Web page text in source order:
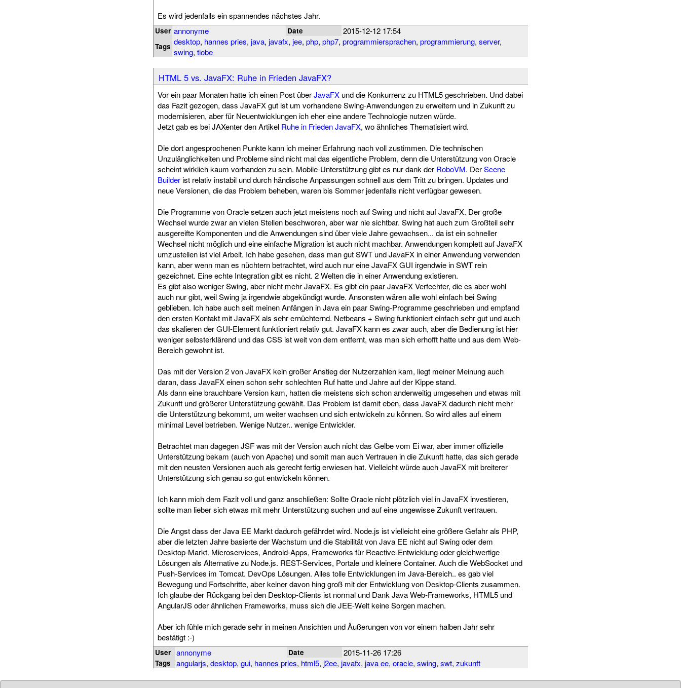
Es wird jedenfalls ein spannendes nächstes Jahr.
User annonyme Date 2015-12-12 17:54
Tags desktop, hannes pries, java, javafx, jee, php, php7, programmiersprachen, programmierung, server,
swing, tiobe
HTML 5 vs. JavaFX: Ruhe in Frieden JavaFX?
Vor ein paar Monaten hatte ich einen Post überJavaFX und die Konkurrenz zu HTML5 geschrieben. Und dabei
das Fazit gezogen, dass JavaFX gut ist um vorhandene Swing-Anwendungen zu erweitern und in Zukunft zu
modernisieren, aber für Neuentwicklungen ich eher eine andere Technologie nutzen würde.
Jetzt gab es bei JAXenter den Artikel Ruhe in Frieden JavaFX, wo ähnliches Thematisiert wird.
Die dort angesprochenen Punkte kann ich meiner Erfahrung nach voll zustimmen. Die technischen
Unzulänglichkeiten und Probleme sind nicht mal das eigentliche Problem, denn die Unterstützung von Oracle
scheint wirklich kaum vorhanden zu sein. Mobile-Unterstützung gibt es nur dank der RoboVM. DerScene
Builderist relativ instabil und durch händische Anpassungen schnell aus dem Tritt zu bringen. Updates und
neue Versionen, die das Problem beheben, waren bis Sommer jedenfalls nicht verfügbar gewesen.
Die Programme von Oracle setzen auch jetzt meistens noch auf Swing und nicht auf JavaFX. Der große
Wechsel wurde zwar an vielen Stellen beschworen, aber war nie sichtbar. Swing hat auch zum Großteil sehr
ausgereifte Komponenten und die Anwendungen sind über viele Jahre gewachsen... da ist ein schneller
Wechsel nicht möglich und eine einfache Migration ist auch nicht machbar. Anwendungen komplett auf JavaFX
umzustellen ist viel Arbeit. Ich habe gesehen, dass man gut SWT und JavaFX in einer Anwendung verwenden
kann, aber wenn man es nüchtern betrachtet, wird auch nur eine JavaFX GUI irgendwie in SWT rein
gezeichnet. Eine echte Integration gibt es nicht. 2 Welten die in einer Anwendung existieren.
Es gibt also weniger Swing, aber nicht mehr JavaFX. Es gibt ein paar JavaFX Verfechter, die es aber wohl
auch nur gibt, weil Swing ja irgendwie abgekündigt wurde. Ansonsten wären alle wohl einfach bei Swing
geblieben. Ich habe auch seit meinen Anfängen in Java ein paar Swing-Programme geschrieben und empfand
den ersten Kontakt mit JavaFX als sehr ernüchternd. Netbeans + Swing funktioniert einfach sehr gut und auch
das skalieren der GUI-Element funktioniert relativ gut. JavaFX kann es zwar auch, aber die Bedienung ist hier
weniger selbsterklärend und das CSS ist weit von dem entfernt, was man sich erhofft hatte und aus dem Web-
Bereich gewohnt ist.
Das mit der Version 2 von JavaFX kein großer Anstieg der Nutzerzahlen kam, liegt meiner Meinung auch
daran, dass JavaFX einen schon sehr schlechten Ruf hatte und Jahre auf der Kippe stand.
Als dann eine brauchbare Version kam, hatten die meistens sich schon anderweitig umgesehen und etwas mit
Zukunft und größerer Unterstützung gewählt. Das Problem ist damit eben, dass JavaFX dadurch nicht mehr
die Unterstützung bekommt, um weiter wachsen und sich entwickeln zu können. So wird alles auf einem
minimal Level betrieben. Wenige Nutzer.. wenige Entwickler.
Betrachtet man dagegen JSF was mit der Version auch nicht das Gelbe vom Ei war, aber immer offizielle
Unterstützung bekam (auch von Apache) und somit man auch Vertrauen in die Zukunft hatte, das sich gerade
mit den neusten Versionen auch als gerecht fertig erwiesen hat. Vielleicht würde auch JavaFX mit breiterer
Unterstützung sich genau so gut entwickeln können.
Ich kann mich dem Fazit voll und ganz anschließen: Sollte Oracle nicht plötzlich viel in JavaFX investieren,
sollte man lieber sich etwas mit mehr Unterstützung suchen und auf eine ungewisse Zukunft vertrauen.
Die Angst dass der Java EE Markt dadurch gefährdet wird. Node.js ist vielleicht eine größere Gefahr als PHP,
aber die letzten Jahre basierte der Wachstum und die Stabilität von Java EE nicht auf Swing oder dem
Desktop-Markt. Microservices, Android-Apps, Frameworks für Reactive-Entwicklung oder gleichwertige
Lösungen als Alternative zu Node.js. REST-Services, Portale und kleinere Container. Auch die WebSocket und
Push-Services im Tomcat. DevOps Lösungen. Alles tolle Entwicklungen im Java-Bereich.. es gab viel
Bewegung und Fortschritte, aber keiner davon hing groß mit der Entwicklung von Desktop-Clients zusammen.
Ich glaube der Rückgang bei den Desktop-Clients ist normal und Dank Java Web-Frameworks, HTML5 und
AngularJS oder ähnlichen Frameworks, muss sich die JEE-Welt keine Sorgen machen.
Aber ich fühle mich gerade sehr in meinen Ansichten und Äußerungen von vor einem halben Jahr sehr
bestätigt :-)
User annonyme Date 2015-11-26 17:26
Tags angularjs, desktop, gui, hannes pries, html5, j2ee, javafx, java ee, oracle, swing, swt, zukunft